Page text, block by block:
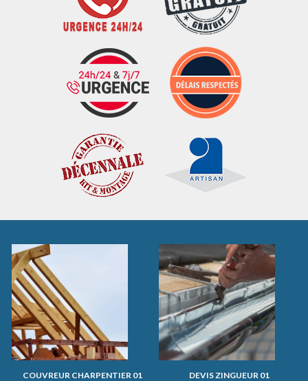
COUVREUR CHARPENTIER 01 DEVIS ZINGUEUR 01